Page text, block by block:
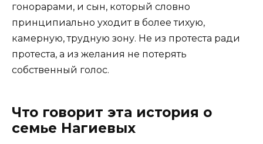
гонорарами, и сын, который словно
принципиально уходит в более тихую,
камерную, трудную зону. Не из протеста ради
протеста, а из желания не потерять
собственный голос.
Что говорит эта история о
семье Нагиевых